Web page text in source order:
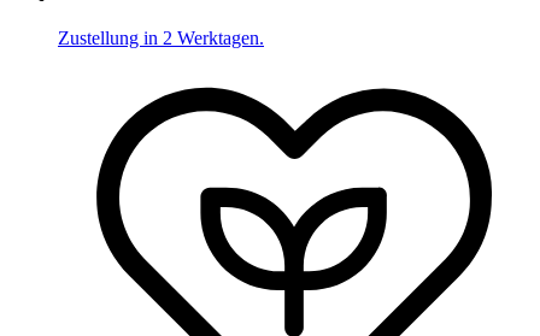
Zustellung in 2 Werktagen.